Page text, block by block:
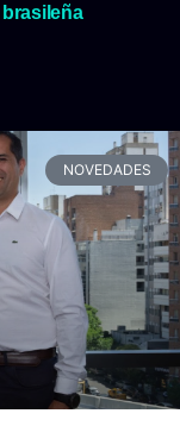
NOVEDADES